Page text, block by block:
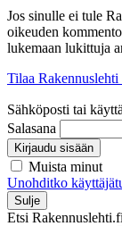
Jos sinulle ei tule
oikeuden
lukemaan lukittuja
Tilaa Rakennuslehti
Sähköposti tai
Salasana
Kirjaudu sisään
Muista minut
Unohditko
Sulje
Etsi